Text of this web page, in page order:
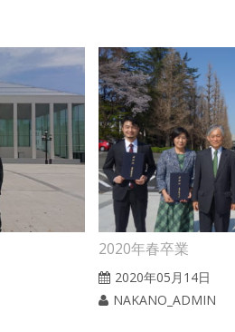
2020年春卒業
2020年05月14日
NAKANO_ADMIN